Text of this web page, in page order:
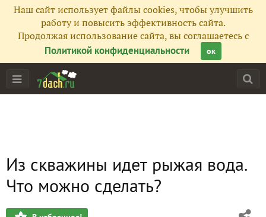
Наш сайт использует файлы cookies, чтобы улучшить
работу и повысить эффективность сайта.
Продолжая использование сайта, вы соглашаетесь с
Политикой конфиденциальности
ок
Из скважины идет рыжая вода.
Что можно сделать?